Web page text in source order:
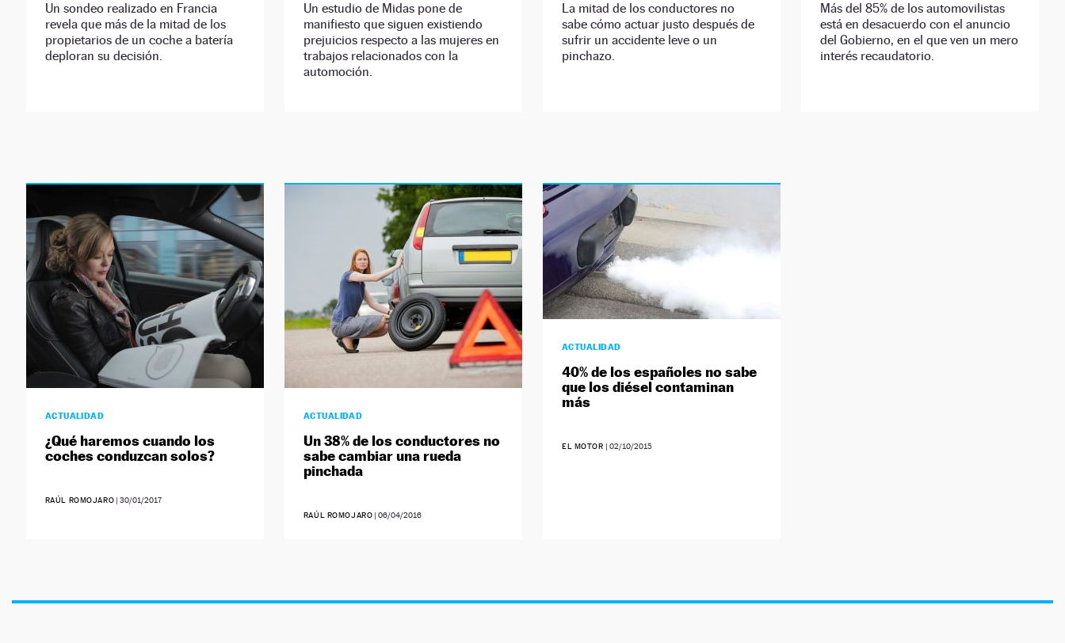
Un sondeo realizado en Francia
revela que más de la mitad de los
propietarios de un coche a batería
deploran su decisión.
Un estudio de Midas pone de
manifiesto que siguen existiendo
prejuicios respecto a las mujeres en
trabajos relacionados con la
automoción.
La mitad de los conductores no
sabe cómo actuar justo después de
sufrir un accidente leve o un
pinchazo.
Más del 85% de los automovilistas
está en desacuerdo con el anuncio
del Gobierno, en el que ven un mero
interés recaudatorio.
ACTUALIDAD
¿Qué haremos cuando los
coches conduzcan solos?
RAÚL ROMOJARO |30/01/2017
ACTUALIDAD
Un 38% de los conductores no
sabe cambiar una rueda
pinchada
RAÚL ROMOJARO |06/04/2016
ACTUALIDAD
40% de los españoles no sabe
que los diésel contaminan
más
EL MOTOR | 02/10/2015